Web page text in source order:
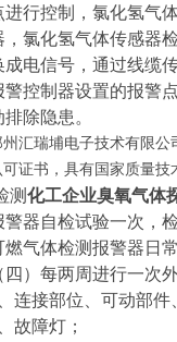
进行控制， 氯化氢气
氯化氢气体传感器
成电信号，通过线缆
警控制器设置的报警
排除隐患。
州汇瑞埔电子技术有限公
可证书，具有国家质量
测化工企业臭氧气体
警器自检试验一次，
燃气体检测报警器日
四）每两周进行一次
连接部位、可动部
故障灯；